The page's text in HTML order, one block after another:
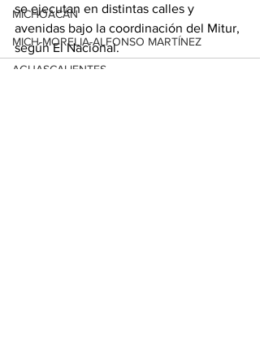
MICHOACÁN
MICH-MORELIA-ALFONSO MARTÍNEZ
AGUASCALIENTES
se ejecutan en distintas calles y
avenidas bajo la coordinación del Mitur,
según El Nacional.